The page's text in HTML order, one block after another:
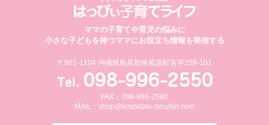
ママの子育てや育児の悩みに
小さな子どもを持つママにお役立ち情報を発信する
〒901-1104 沖縄県島尻郡南風原町宮平259-101
FAX：098-996-2560
MAIL： shop@kosodate-ryouhin.com